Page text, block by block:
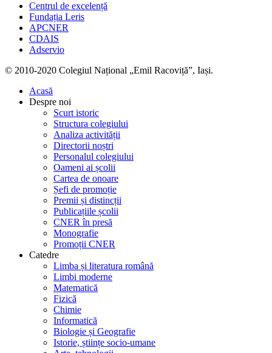
Centrul de excelență
Fundația Leris
APCNER
CDAIS
Adservio
© 2010-2020 Colegiul Național „Emil Racoviță”, Iași.
Acasă
Despre noi
Scurt istoric
Structura colegiului
Analiza activității
Directorii noștri
Personalul colegiului
Oameni ai școlii
Cartea de onoare
Șefi de promoție
Premii și distincții
Publicațiile școlii
CNER în presă
Monografie
Promoții CNER
Catedre
Limba și literatura română
Limbi moderne
Matematică
Fizică
Chimie
Informatică
Biologie și Geografie
Istorie, științe socio-umane